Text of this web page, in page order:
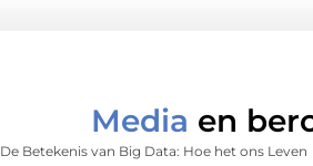
Media en
De Betekenis van Big Data: Hoe het ons Leven